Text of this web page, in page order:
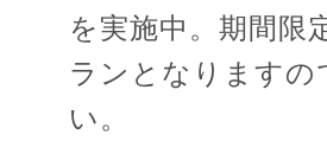
を実施中。期間限
ランとなります
い。